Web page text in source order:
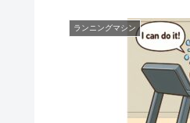
ランニングマシン